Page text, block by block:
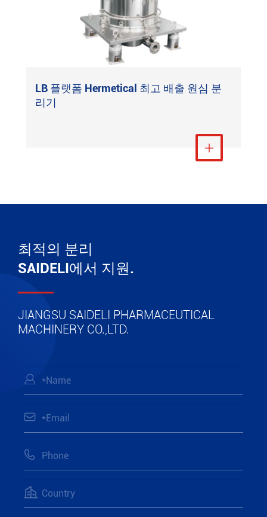
LB 플랫폼 Hermetical 최고 배출 원심 분
리기
더 보기

최적의 분리
SAIDELI에서 지원.
JIANGSU SAIDELI PHARMACEUTICAL
MACHINERY CO.,LTD.



